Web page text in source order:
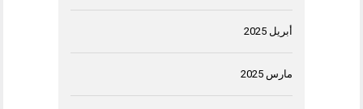
أبريل 2025
مارس 2025